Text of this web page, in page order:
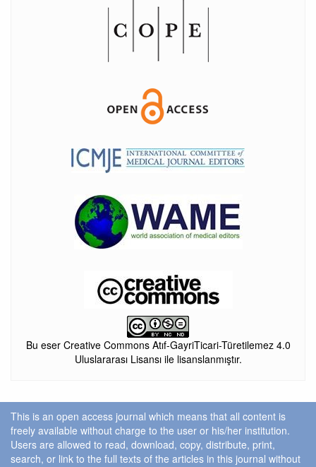
Bu eser Creative Commons Atıf-GayriTicari-Türetilemez 4.0
Uluslararası Lisansı ile lisanslanmıştır.
This is an open access journal which means that all content is
freely available without charge to the user or his/her institution.
Users are allowed to read, download, copy, distribute, print,
search, or link to the full texts of the articles in this journal without